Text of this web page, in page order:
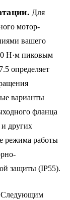
Для
мотор-
вашего
Н·м пиковым
определяет
варианты
фланца
других
режима работы
защиты (IP55).
Следующим